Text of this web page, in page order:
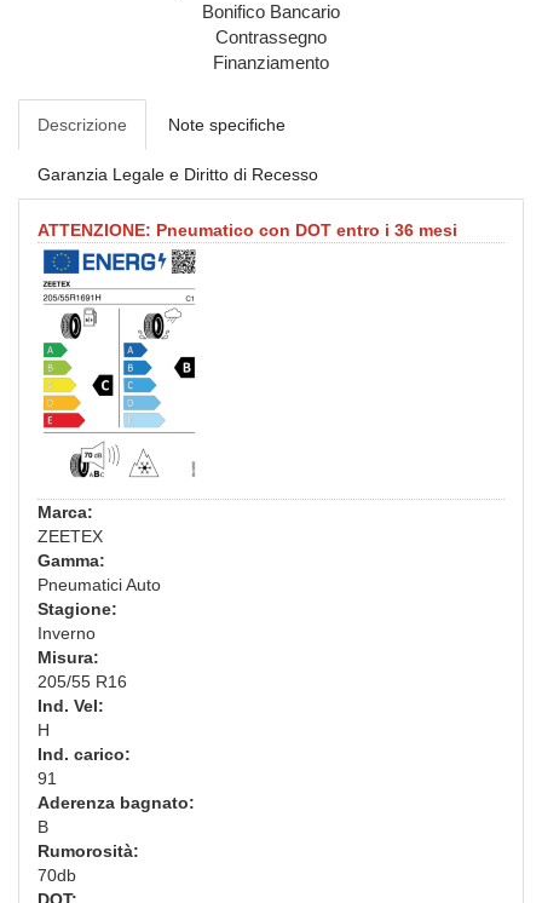
Bonifico Bancario
Contrassegno
Finanziamento
Descrizione Note specifiche
Garanzia Legale e Diritto di Recesso
ATTENZIONE: Pneumatico con DOT entro i 36 mesi
Marca:
ZEETEX
Gamma:
Pneumatici Auto
Stagione:
Inverno
Misura:
205/55 R16
Ind. Vel:
H
Ind. carico:
91
Aderenza bagnato:
B
Rumorosità:
70db
DOT: